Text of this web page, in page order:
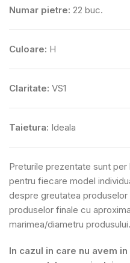
Numar pietre: 22 buc.
Culoare: H
Claritate: VS1
Taietura: Ideala
Preturile prezentate sunt
pentru fiecare model
despre greutatea
produselor finale cu
marimea/diametru produsului.
In cazul in care nu avem